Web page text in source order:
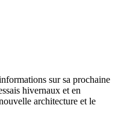
sur sa prochaine
hivernaux et en
architecture et le